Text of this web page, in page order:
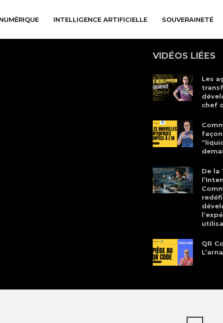
INTELLIGENCE ARTIFICIELLE SOUVERAINETÉ
VIDÉOS LIÉES
Les
chef
De la
QR